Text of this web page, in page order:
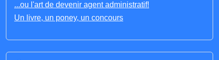
...ou l'art de devenir agent administratif!
Un livre, un poney, un concours